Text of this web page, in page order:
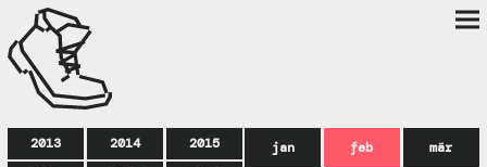
2013 2014
2015
jan feb mär